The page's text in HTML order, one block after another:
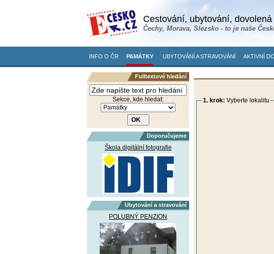
Cestování, ubytování,
Čechy, Morava, Slezsko - to je naše
INFO O ČR PAMÁTKY UBYTOVÁNÍ A STRAVOVÁNÍ AKTIVNÍ
Fulltextové hledání
Sekce, kde hledat:
Doporučujeme
Škola digitální fotografie
Ubytování a stravování
POLUBNÝ PENZION
1. krok: Vyberte lokalitu